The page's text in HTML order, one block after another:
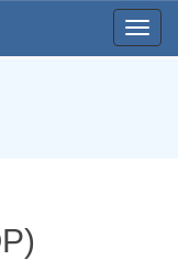
Toggle